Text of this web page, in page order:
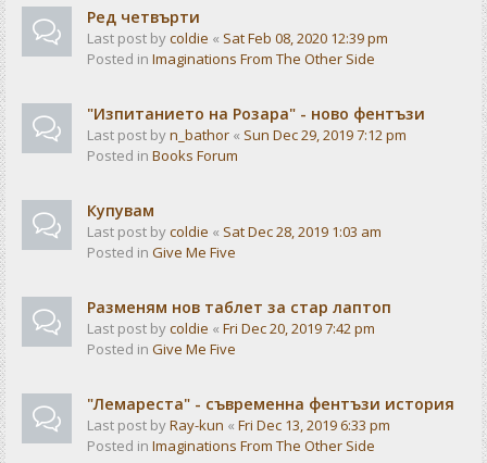
Ред четвърти
Last post bycoldie « Sat Feb 08, 2020 12:39 pm
Posted in Imaginations From The Other Side
"Изпитанието на Розара" - ново фентъзи
Last post byn_bathor « Sun Dec 29, 2019 7:12 pm
Posted in Books Forum
Купувам
Last post bycoldie « Sat Dec 28, 2019 1:03 am
Posted in Give Me Five
Разменям нов таблет за стар лаптоп
Last post bycoldie « Fri Dec 20, 2019 7:42 pm
Posted in Give Me Five
"Лемареста" - съвременна фентъзи история
Last post byRay-kun « Fri Dec 13, 2019 6:33 pm
Posted in Imaginations From The Other Side